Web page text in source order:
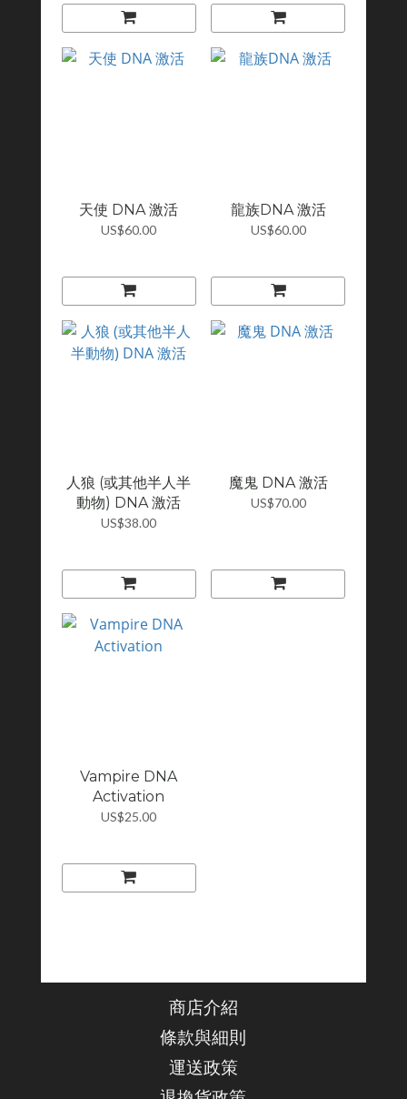
天使 DNA 激活
US$60.00
龍族DNA 激活
US$60.00
人狼 (或其他半人半
動物) DNA 激活
US$38.00
魔鬼 DNA 激活
US$70.00
Vampire DNA
Activation
US$25.00
商店介紹
條款與細則
運送政策